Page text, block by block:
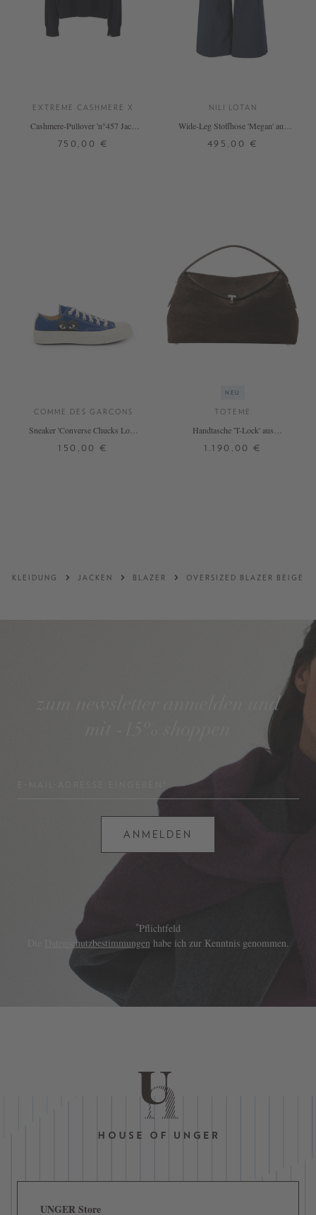
EXTREME CASHMERE X
Cashmere-Pullover 'n°457 Jack'
750,00 €
NILI LOTAN
Wide-Leg Stoffhose 'Megan' aus
495,00 €
COMME DES GARCONS
Sneaker 'Converse Chucks Low'
150,00 €
NEU
TOTEME
Handtasche 'T-Lock' aus
1.190,00 €
KLEIDUNG JACKEN BLAZER OVERSIZED BLAZER BEIGE
zum newsletter anmelden und
ANMELDEN
*Pflichtfeld
Datenschutzbestimmungen habe ich zur Kenntnis genommen.
UNGER Store